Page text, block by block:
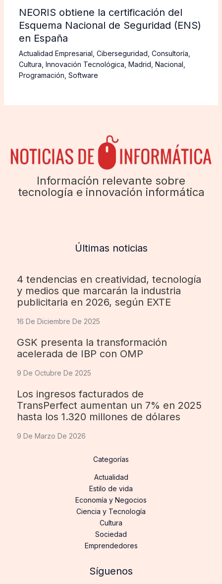
NEORIS obtiene la certificación del
Esquema Nacional de Seguridad (ENS)
en España
Actualidad Empresarial, Ciberseguridad, Consultoría,
Cultura, Innovación Tecnológica, Madrid, Nacional,
Programación, Software
Información relevante sobre
tecnología e innovación informática
Últimas noticias
4 tendencias en creatividad, tecnología
y medios que marcarán la industria
publicitaria en 2026, según EXTE
16 De Diciembre De 2025
GSK presenta la transformación
acelerada de IBP con OMP
9 De Octubre De 2025
Los ingresos facturados de
TransPerfect aumentan un 7% en 2025
hasta los 1.320 millones de dólares
9 De Marzo De 2026
Categorías
Actualidad
Estilo de vida
Economía y Negocios
Ciencia y Tecnología
Cultura
Sociedad
Emprendedores
Síguenos